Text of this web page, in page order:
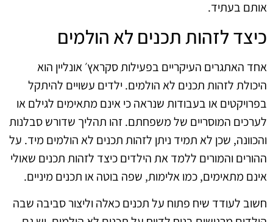
אותם בעתיד.
כיצד לזהות תכנים לא הולמים
אחד האתגרים העיקריים בפעילות סקראץ׳ אונליין הוא
היכולת לזהות תכנים לא הולמים. ילדים עשויים להיתקל
בפרויקטים או בעבודות שנראה כי אינם מתאימים לגילם או
לערכים המוסריים של משפחתם. זהו תהליך שדורש סבלנות
והכוונה, שכן לא תמיד ניתן לזהות תכנים לא הולמים מיד. על
ההורים והמורים ללמד את הילדים כיצד לזהות תכנים שאולי
אינם מתאימים, כמו אלימות, שפה בוטה או תכנים מיניים.
חשוב לעודד שיח פתוח על תכנים כאלה וליצור סביבה שבה